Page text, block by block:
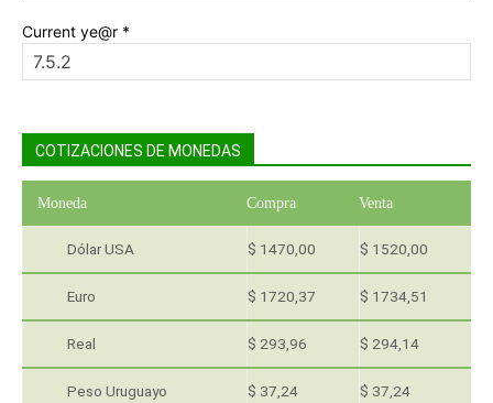
Current ye@r *
COTIZACIONES DE MONEDAS
Moneda Compra Venta
Dólar USA $ 1470,00 $ 1520,00
Euro $ 1720,37 $ 1734,51
Real $ 293,96 $ 294,14
Peso Uruguayo $ 37,24 $ 37,24